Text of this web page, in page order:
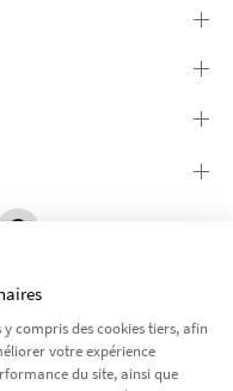
compris des cookies tiers, afin
votre expérience
du site, ainsi que